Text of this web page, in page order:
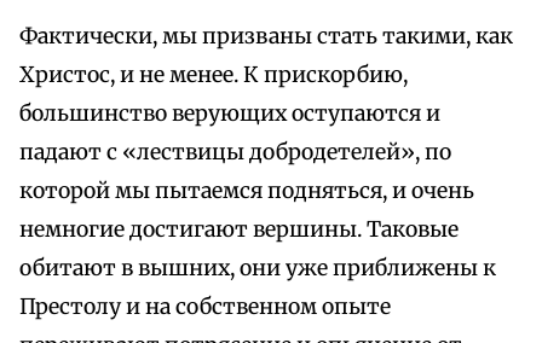
Фактически, мы призваны стать такими, как
Христос, и не менее. К прискорбию,
большинство верующих оступаются и
падают с «лествицы добродетелей», по
которой мы пытаемся подняться, и очень
немногие достигают вершины. Таковые
обитают в вышних, они уже приближены к
Престолу и на собственном опыте